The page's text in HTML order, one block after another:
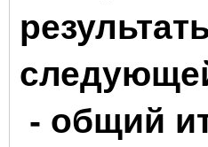
- общий